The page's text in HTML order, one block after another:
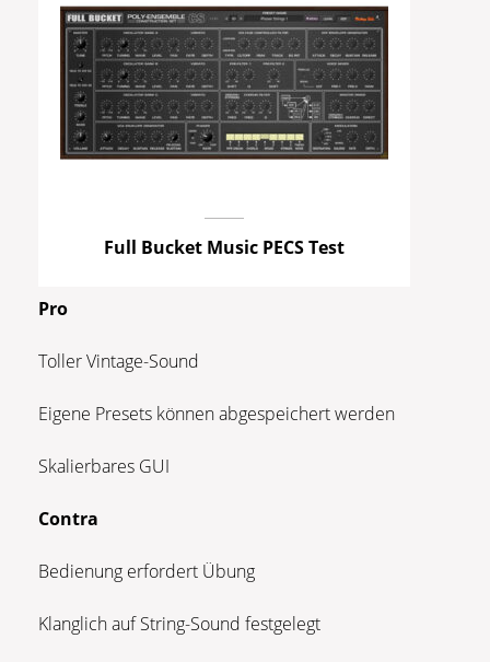
Full Bucket Music PECS Test
Pro
Toller Vintage-Sound
Eigene Presets können abgespeichert werden
Skalierbares GUI
Contra
Bedienung erfordert Übung
Klanglich auf String-Sound festgelegt